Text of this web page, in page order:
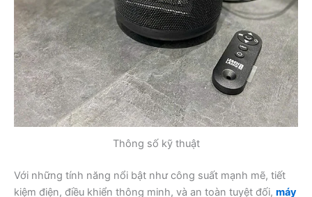
Thông số kỹ thuật
Với những tính năng nổi bật như công suất mạnh mẽ, tiết
kiệm điện, điều khiển thông minh, và an toàn tuyệt đối, máy